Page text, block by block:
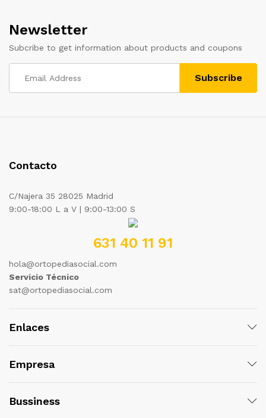
Newsletter
Subcribe to get information about products and coupons
Contacto
C/Najera 35 28025 Madrid
9:00-18:00 L a V | 9:00-13:00 S
631 40 11 91
hola@ortopediasocial.com
Servicio Técnico
sat@ortopediasocial.com
Enlaces
Empresa
Bussiness